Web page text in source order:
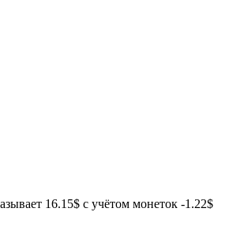
16.15$ с учётом монеток -1.22$